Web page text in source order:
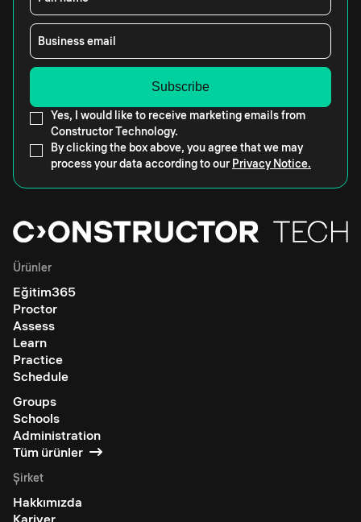
Business email
Yes, I would like to receive marketing emails from
Constructor Technology.
By clicking the box above, you agree that we may
process your data according to our Privacy Notice.
Ürünler
Eğitim365
Proctor
Assess
Learn
Practice
Schedule
Groups
Schools
Administration
Tüm ürünler
Şirket
Hakkımızda
Kariyer